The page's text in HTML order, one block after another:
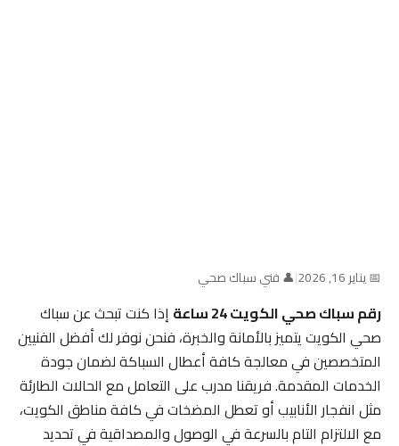
📅 يناير 16, 2026 |👤 فني سباك صحي
رقم سباك صحي الكويت 24 ساعة
إذا كنت تبحث عن سباك
صحي الكويت يتميز بالأمانة والخبرة، فنحن نوفر لك أفضل الفنيين
المتخصصين في معالجة كافة أعطال السباكة لضمان جودة
الخدمات المقدمة. فريقنا مدرب على التعامل مع الحالات الطارئة
مثل انفجار الأنابيب أو تعطل المضخات في كافة مناطق الكويت،
مع الالتزام التام بالسرعة في الوصول والمصداقية في تحديد